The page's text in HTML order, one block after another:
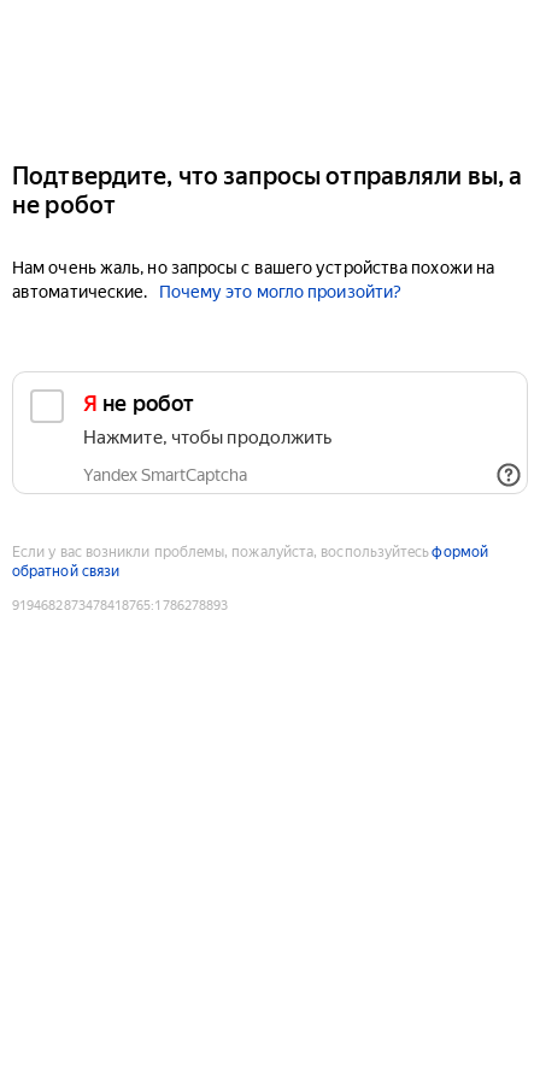
Подтвердите, что запросы отправляли вы, а
не робот
Нам очень жаль, но запросы с вашего устройства похожи на
автоматические.
Почему это могло произойти?
Я не робот
Нажмите, чтобы продолжить
Yandex SmartCaptcha
Если у вас возникли проблемы, пожалуйста, воспользуйтесьформой
обратной связи
9194682873478418765:1786278893